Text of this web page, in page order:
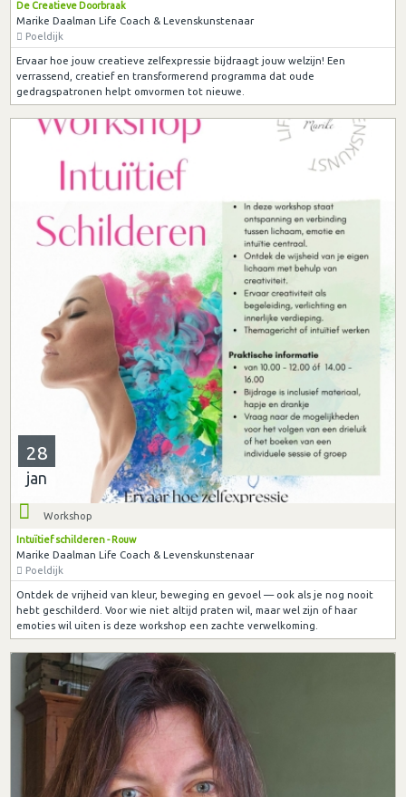
De Creatieve Doorbraak
Marike Daalman Life Coach & Levenskunstenaar
Poeldijk
Ervaar hoe jouw creatieve zelfexpressie bijdraagt jouw welzijn! Een
verrassend, creatief en transformerend programma dat oude
gedragspatronen helpt omvormen tot nieuwe.
28
jan
Workshop
Intuïtief schilderen - Rouw
Marike Daalman Life Coach & Levenskunstenaar
Poeldijk
Ontdek de vrijheid van kleur, beweging en gevoel — ook als je nog nooit
hebt geschilderd. Voor wie niet altijd praten wil, maar wel zijn of haar
emoties wil uiten is deze workshop een zachte verwelkoming.